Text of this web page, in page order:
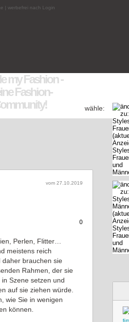
| werbefrei nach Login
wähle:
vom 27.10.2019
0
Perlen, Flitter…
meistens reich
daher brauchen sie
Rahmen, der sie
Szene setzen und
auf sie ziehen würde.
wie Sie in wenigen
können.